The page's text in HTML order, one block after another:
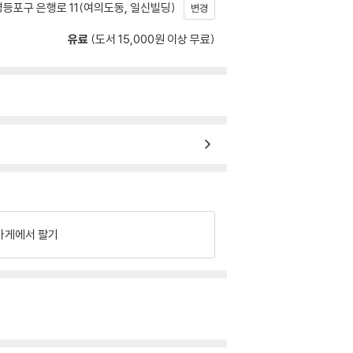
포구 은행로 11(여의도동, 일신빌딩) 변경
유료 (도서 15,000원 이상 무료)
게에서 팔기